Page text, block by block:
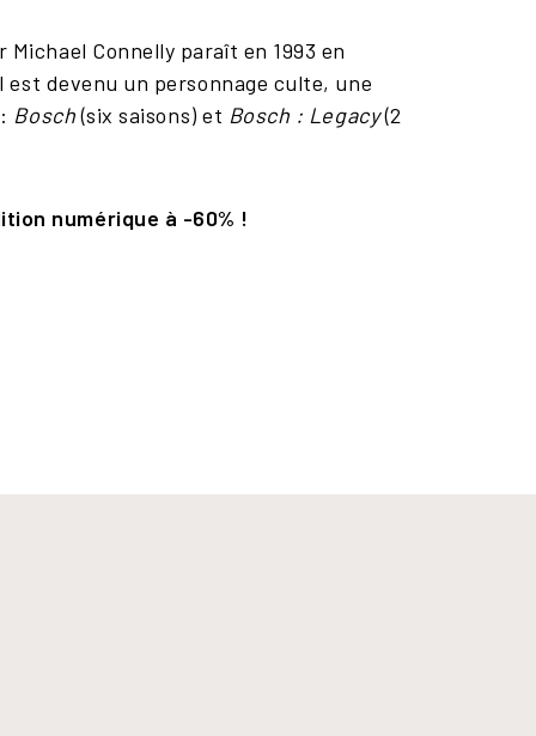
Connelly paraît en 1993 en
devenu un personnage culte, une
Bosch (six saisons) et Bosch : Legacy(2
numérique à -60% !